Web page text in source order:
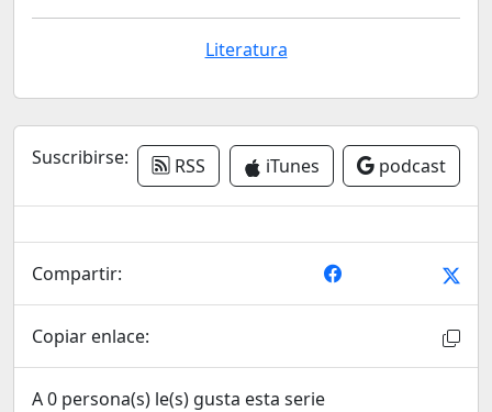
Literatura
Suscribirse: RSS iTunes podcast
Compartir:
Copiar enlace:
A 0 persona(s) le(s) gusta esta serie